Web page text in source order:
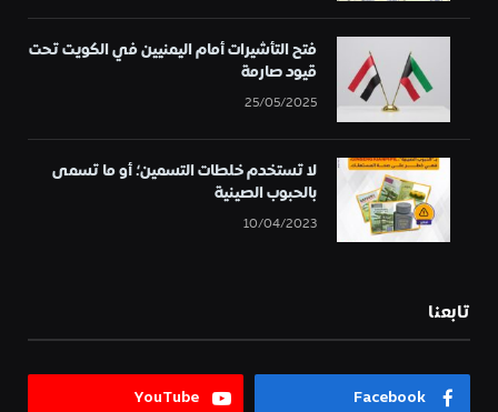
فتح التأشيرات أمام اليمنيين في الكويت تحت
قيود صارمة
25/05/2025
لا تستخدم خلطات التسمين؛ أو ما تسمى
بالحبوب الصينية
10/04/2023
تابعنا
Facebook
YouTube